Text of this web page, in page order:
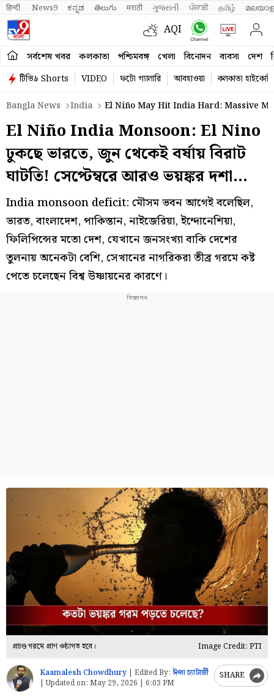
हिन्दी News9 ಕನ್ನಡ తెలుగు मराठी ગુજરાતી ਪੰਜਾਬੀ தமிழ்
AQI
সর্বশেষ খবর কলকাতা পশ্চিমবঙ্গ খেলা বিনোদন ব্যবসা দেশ
টিভি৯ Shorts VIDEO ফটো গ্যালারি আবহাওয়া
কলকাতা হাইকোর্ট
Bangla News
India El Niño May Hit India Hard: Massive
El Niño India Monsoon: El Nino
ঢুকছে ভারতে, জুন থেকেই বর্ষায় বিরাট
ঘাটতি! সেপ্টেম্বরে আরও ভয়ঙ্কর দশা…
India monsoon deficit: মৌসম ভবন আগেই বলেছিল,
ভারত, বাংলাদেশ, পাকিস্তান, নাইজেরিয়া, ইন্দোনেশিয়া,
ফিলিপিন্সের মতো দেশ, যেখানে জনসংখ্যা বাকি দেশের
তুলনায় অনেকটা বেশি, সেখানের নাগরিকরা তীব্র গরমে কষ্ট
পেতে চলেছেন বিশ্ব উষ্ণায়নের কারণে।
প্রচণ্ড গরমে প্রাণ ওষ্ঠাগত হবে। Image Credit: PTI
Kaamalesh Chowdhury Edited By: ঈপ্সা চ্যাটার্জী
|Updated on: May 29, 2026 | 6:03 PM
SHARE